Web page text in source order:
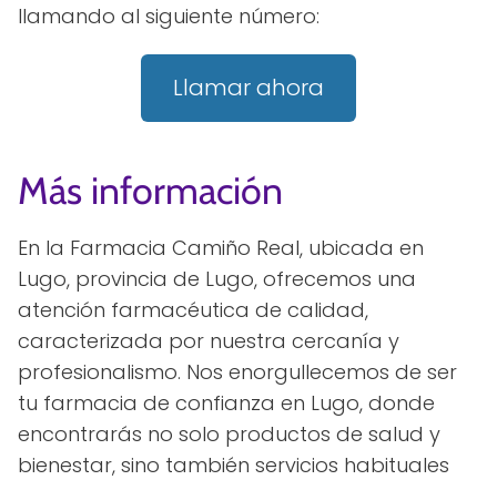
llamando al siguiente número:
Llamar ahora
Más información
En la Farmacia Camiño Real, ubicada en
Lugo, provincia de Lugo, ofrecemos una
atención farmacéutica de calidad,
caracterizada por nuestra cercanía y
profesionalismo. Nos enorgullecemos de ser
tu farmacia de confianza en Lugo, donde
encontrarás no solo productos de salud y
bienestar, sino también servicios habituales